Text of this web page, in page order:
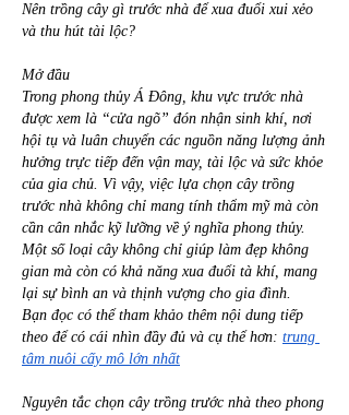
Nên trồng cây gì trước nhà để xua đuổi xui xẻo
và thu hút tài lộc?
Mở đầu
Trong phong thủy Á Đông, khu vực trước nhà
được xem là “cửa ngõ” đón nhận sinh khí, nơi
hội tụ và luân chuyển các nguồn năng lượng ảnh
hưởng trực tiếp đến vận may, tài lộc và sức khỏe
của gia chủ. Vì vậy, việc lựa chọn cây trồng
trước nhà không chỉ mang tính thẩm mỹ mà còn
cần cân nhắc kỹ lưỡng về ý nghĩa phong thủy.
Một số loại cây không chỉ giúp làm đẹp không
gian mà còn có khả năng xua đuổi tà khí, mang
lại sự bình an và thịnh vượng cho gia đình.
Bạn đọc có thể tham khảo thêm nội dung tiếp
theo để có cái nhìn đầy đủ và cụ thể hơn: trung
tâm nuôi cấy mô lớn nhất
Nguyên tắc chọn cây trồng trước nhà theo phong